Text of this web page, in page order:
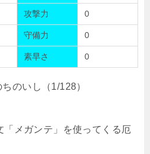
攻撃力 0
守備力 0
素早さ 0
のいし（1/128）
「メガンテ」を使ってくる厄